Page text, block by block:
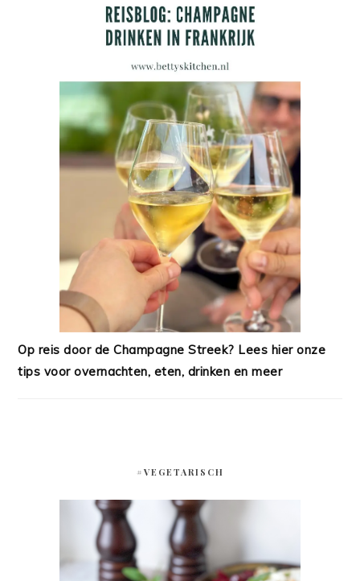
Op reis door de Champagne Streek? Lees hier onze
tips voor overnachten, eten, drinken en meer
#VEGETARISCH